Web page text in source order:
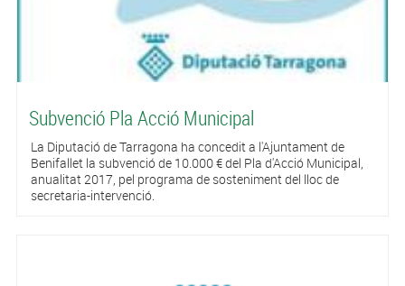
Subvenció Pla Acció Municipal
La Diputació de Tarragona ha concedit a l'Ajuntament de
Benifallet la subvenció de 10.000 € del Pla d'Acció Municipal,
anualitat 2017, pel programa de sosteniment del lloc de
secretaria-intervenció.